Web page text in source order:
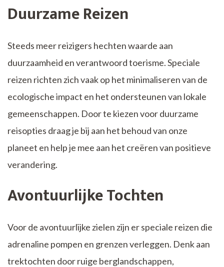
Duurzame Reizen
Steeds meer reizigers hechten waarde aan
duurzaamheid en verantwoord toerisme. Speciale
reizen richten zich vaak op het minimaliseren van de
ecologische impact en het ondersteunen van lokale
gemeenschappen. Door te kiezen voor duurzame
reisopties draag je bij aan het behoud van onze
planeet en help je mee aan het creëren van positieve
verandering.
Avontuurlijke Tochten
Voor de avontuurlijke zielen zijn er speciale reizen die
adrenaline pompen en grenzen verleggen. Denk aan
trektochten door ruige berglandschappen,